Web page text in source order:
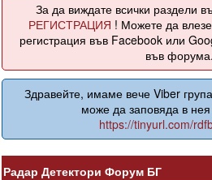
За да виждате всички раздели
РЕГИСТРАЦИЯ ! Можете да
регистрация във Facebook или
във форума.
Здравейте, имаме вече Viber
може да заповяда в нея
https://tinyurl.com/
Радар Детектори Форум БГ